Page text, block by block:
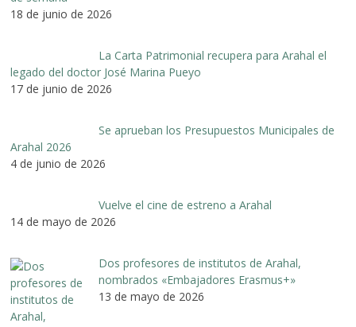
18 de junio de 2026
La Carta Patrimonial recupera para Arahal el
legado del doctor José Marina Pueyo
17 de junio de 2026
Se aprueban los Presupuestos Municipales de
Arahal 2026
4 de junio de 2026
Vuelve el cine de estreno a Arahal
14 de mayo de 2026
Dos profesores de institutos de Arahal,
nombrados «Embajadores Erasmus+»
13 de mayo de 2026